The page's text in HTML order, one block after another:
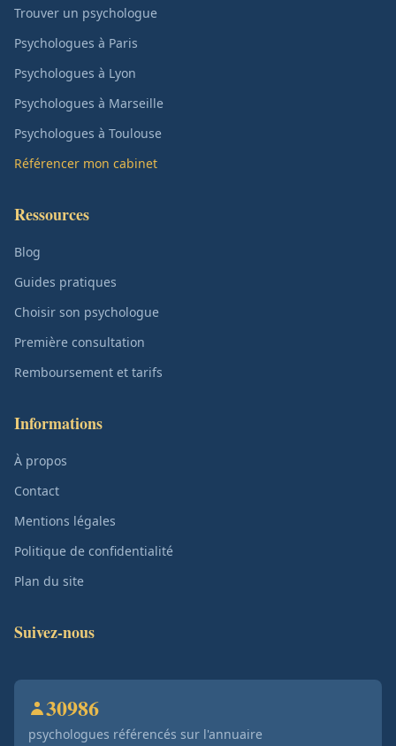
Trouver un psychologue
Psychologues à Paris
Psychologues à Lyon
Psychologues à Marseille
Psychologues à Toulouse
Référencer mon cabinet
Ressources
Blog
Guides pratiques
Choisir son psychologue
Première consultation
Remboursement et tarifs
Informations
À propos
Contact
Mentions légales
Politique de confidentialité
Plan du site
Suivez-nous
30986
psychologues référencés sur l'annuaire